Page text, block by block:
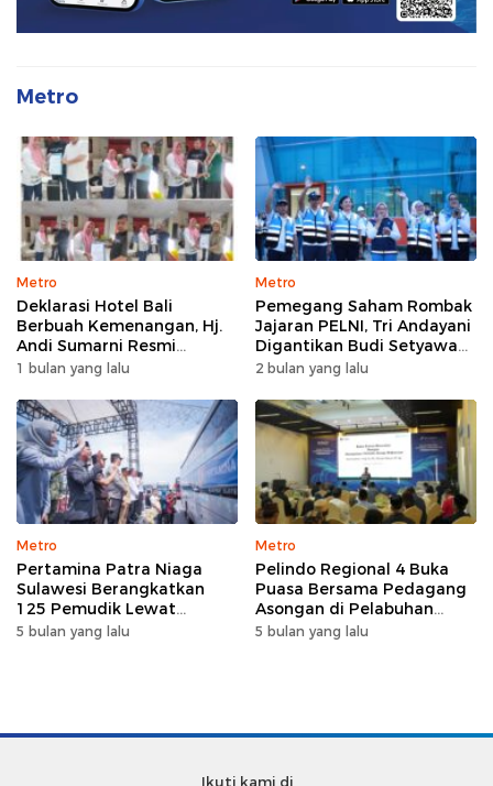
Metro
Metro
Deklarasi Hotel Bali
Berbuah Kemenangan, Hj.
Andi Sumarni Resmi
Nahkodai DPW FK PKBM
1 bulan yang lalu
Metro
Pemegang Saham Rombak
Jajaran PELNI, Tri Andayani
Digantikan Budi Setyawan
Wijaya sebagai Dirut
2 bulan yang lalu
Metro
Pertamina Patra Niaga
Sulawesi Berangkatkan
125 Pemudik Lewat
Program Mudik Gratis
5 bulan yang lalu
Metro
Pelindo Regional 4 Buka
Puasa Bersama Pedagang
Asongan di Pelabuhan
Makassar, Perkuat
5 bulan yang lalu
Ikuti kami di